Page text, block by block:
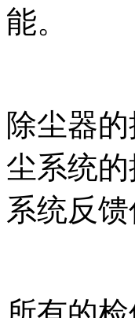
能。
除尘器
尘系统
系统反